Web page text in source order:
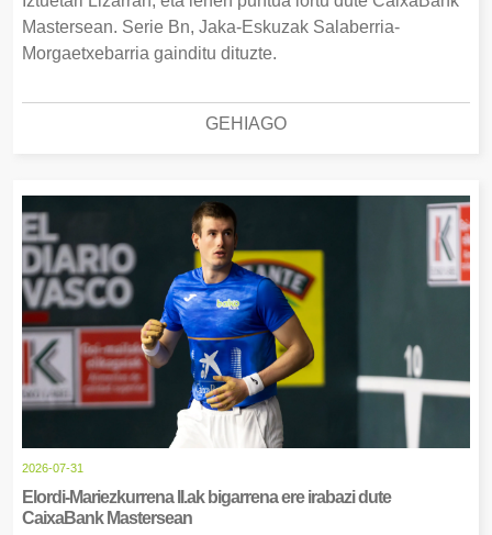
Mastersean. Serie Bn, Jaka-Eskuzak Salaberria-
Morgaetxebarria gainditu dituzte.
GEHIAGO
2026-07-31
Elordi-Mariezkurrena II.ak bigarrena ere irabazi dute
CaixaBank Mastersean